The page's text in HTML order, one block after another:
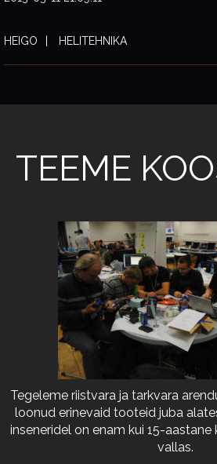
HEIGO HELITEHNIKA
TEEME
Tegeleme riistvara ja tarkvara
loonud erinevaid tooteid juba
inseneridel on enam kui 15-
vallas.